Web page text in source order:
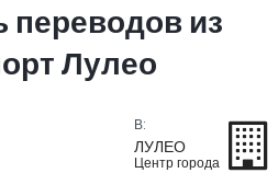
переводов из
Лулео
В:
ЛУЛЕО
Центр города